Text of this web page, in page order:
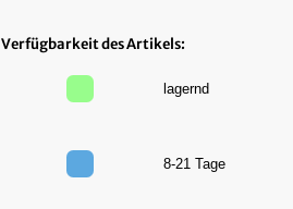
Verfügbarkeit des Artikels:
lagernd
8-21 Tage